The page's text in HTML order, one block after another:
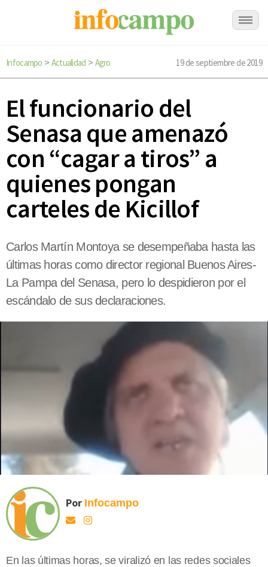
Infocampo > Actualidad > Agro 19 de septiembre de 2019
El funcionario del
Senasa que amenazó
con “cagar a tiros” a
quienes pongan
carteles de Kicillof
Carlos Martín Montoya se desempeñaba hasta las
últimas horas como director regional Buenos Aires-
La Pampa del Senasa, pero lo despidieron por el
escándalo de sus declaraciones.
Por Infocampo
En las últimas horas, se viralizó en las redes sociales